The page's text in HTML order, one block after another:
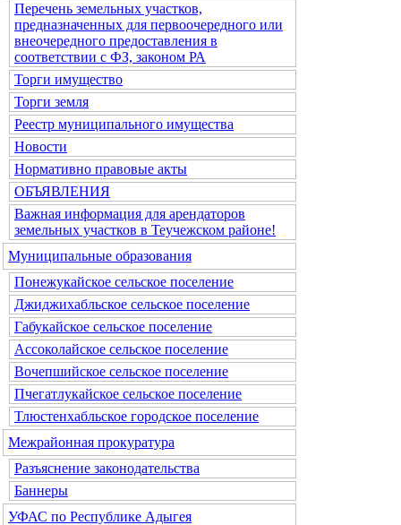
Перечень земельных участков,
предназначенных для первоочередного или
внеочередного предоставления в
соответствии с ФЗ, законом РА
Торги имущество
Торги земля
Реестр муниципального имущества
Новости
Нормативно правовые акты
ОБЪЯВЛЕНИЯ
Важная информация для арендаторов
земельных участков в Теучежском районе!
Муниципальные образования
Понежукайское сельское поселение
Джиджихабльское сельское поселение
Габукайское сельское поселение
Ассоколайское сельское поселение
Вочепшийское сельское поселение
Пчегатлукайское сельское поселение
Тлюстенхабльское городское поселение
Межрайонная прокуратура
Разъяснение законодательства
Баннеры
УФАС по Республике Адыгея